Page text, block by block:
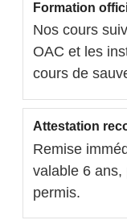
Formation
Nos cours
OAC et les
cours de
Attestation
Remise
valable 6 ans,
permis.